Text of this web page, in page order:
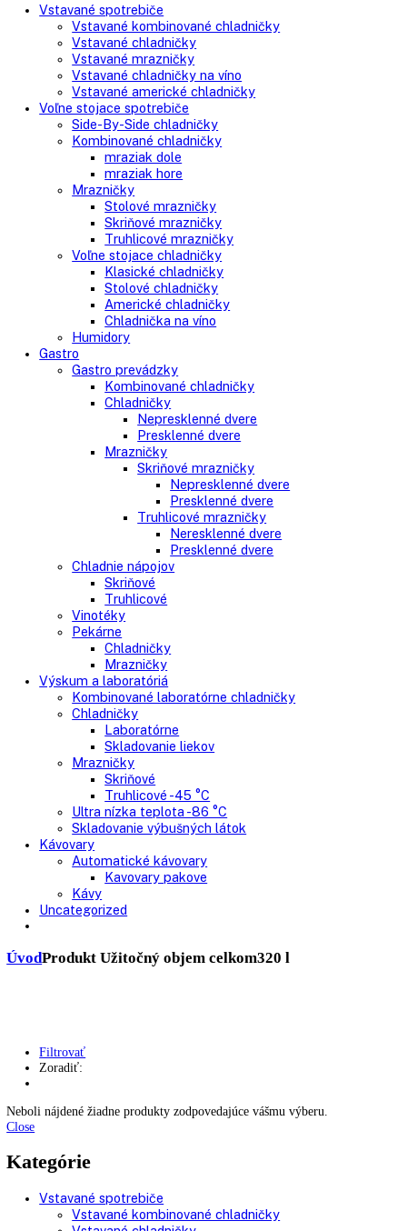
Kontaktujte nás
Search
Vstavané spotrebiče
Vstavané kombinované chladničky
Vstavané chladničky
Vstavané mrazničky
Vstavané chladničky na víno
Vstavané americké chladničky
Voľne stojace spotrebiče
Side-By-Side chladničky
Kombinované chladničky
mraziak dole
mraziak hore
Mrazničky
Stolové mrazničky
Skriňové mrazničky
Truhlicové mrazničky
Voľne stojace chladničky
Klasické chladničky
Stolové chladničky
Americké chladničky
Chladnička na víno
Humidory
Gastro prevádzky
Kombinované chladničky
Chladničky
Nepresklenné dvere
Presklenné dvere
Mrazničky
Skriňové mrazničky
Truhlicové mrazničky
Chladnie nápojov
Skriňové
Truhlicové
Vinotéky
Pekárne
Chladničky
Mrazničky
Výskum a laboratóriá
Kombinované laboratórne chladničky
Chladničky
Laboratórne
Skladovanie liekov
Mrazničky
Truhlicové -45 °C
Kávy
Úvod